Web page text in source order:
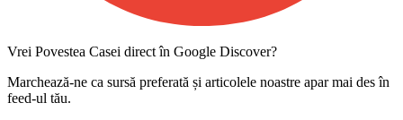
Vrei Povestea Casei direct în Google Discover?
Marchează-ne ca sursă preferată și articolele noastre apar mai des în
feed-ul tău.